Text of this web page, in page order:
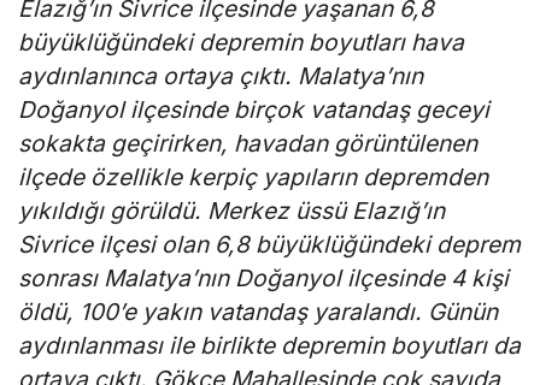
Elazığ’ın Sivrice ilçesinde yaşanan 6,8
büyüklüğündeki depremin boyutları hava
aydınlanınca ortaya çıktı. Malatya’nın
Doğanyol ilçesinde birçok vatandaş geceyi
sokakta geçirirken, havadan görüntülenen
ilçede özellikle kerpiç yapıların depremden
yıkıldığı görüldü. Merkez üssü Elazığ’ın
Sivrice ilçesi olan 6,8 büyüklüğündeki deprem
sonrası Malatya’nın Doğanyol ilçesinde 4 kişi
öldü, 100’e yakın vatandaş yaralandı. Günün
aydınlanması ile birlikte depremin boyutları da
ortaya çıktı. Gökçe Mahallesinde çok sayıda